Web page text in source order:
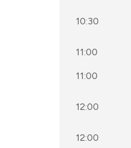
10:30
11:00
11:00
12:00
12:00